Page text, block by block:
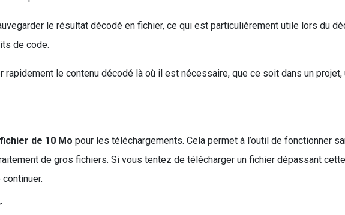
le résultat décodé en fichier, ce qui est particulièrement utile lors du
de code.
le contenu décodé là où il est nécessaire, que ce soit dans un projet,
de 10 Mo pour les téléchargements. Cela permet à l’outil de fonctionner
de gros fichiers. Si vous tentez de télécharger un fichier dépassant